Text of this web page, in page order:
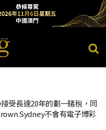
受長達20年的劃一賭稅，同
Sydney不會有電子博彩